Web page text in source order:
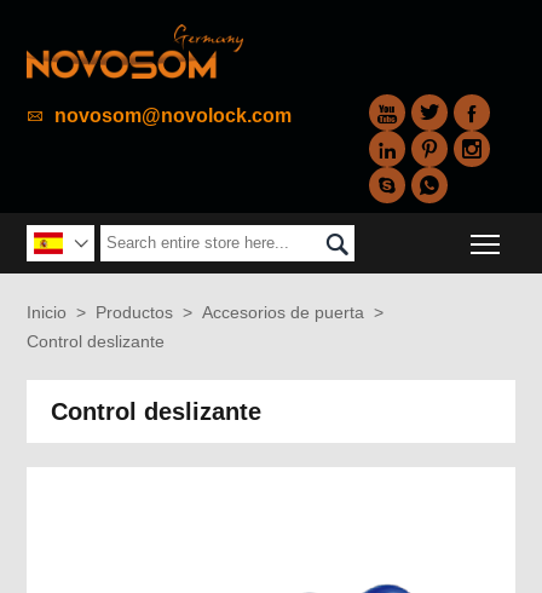
 novosom@novolock.com  






 
Inicio > Productos > Accesorios de puerta >
Control deslizante
Control deslizante